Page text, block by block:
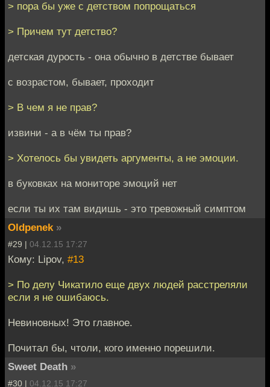
> пора бы уже с детством попрощаться
> Причем тут детство?
детская дурость - она обычно в детстве бывает
с возрастом, бывает, проходит
> В чем я не прав?
извини - а в чём ты прав?
> Хотелось бы увидеть аргументы, а не эмоции.
в буковках на мониторе эмоций нет
если ты их там видишь - это тревожный симптом
Oldpenek »
#29 | 04.12.15 17:27
Кому: Lipov, #13
> По делу Чикатило еще двух людей расстреляли
если я не ошибаюсь.
Невиновных! Это главное.
Почитал бы, чтоли, кого именно порешили.
Sweet Death »
#30 | 04.12.15 17:27